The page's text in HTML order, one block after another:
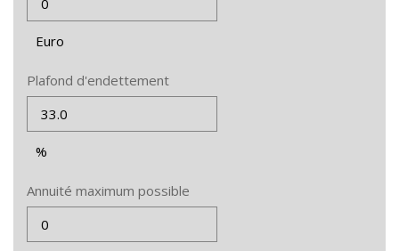
Euro
Plafond d'endettement
%
Annuité maximum possible